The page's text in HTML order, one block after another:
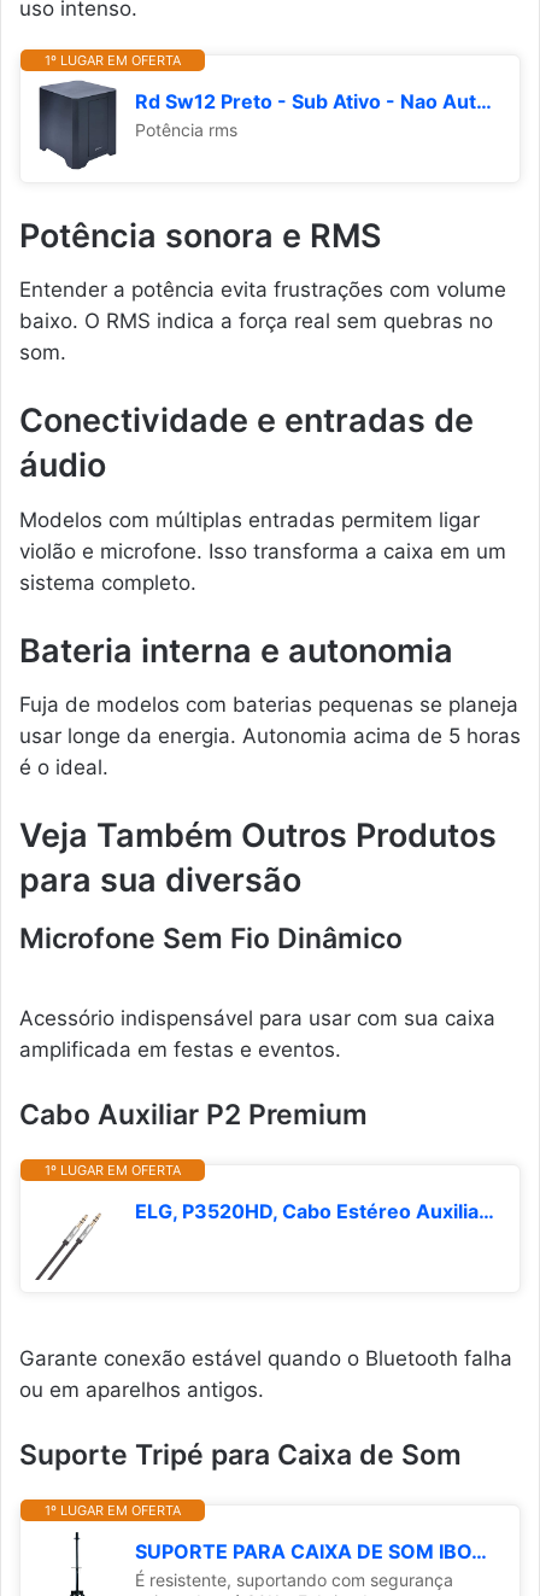
uso intenso.
1º LUGAR EM OFERTA
Rd Sw12 Preto - Sub Ativo - Nao Automotiva, Frahm, 31569,,
Potência rms
Potência sonora e RMS
Entender a potência evita frustrações com volume
baixo. O RMS indica a força real sem quebras no
som.
Conectividade e entradas de
áudio
Modelos com múltiplas entradas permitem ligar
violão e microfone. Isso transforma a caixa em um
sistema completo.
Bateria interna e autonomia
Fuja de modelos com baterias pequenas se planeja
usar longe da energia. Autonomia acima de 5 horas
é o ideal.
Veja Também Outros Produtos
para sua diversão
Microfone Sem Fio Dinâmico
Acessório indispensável para usar com sua caixa
amplificada em festas e eventos.
Cabo Auxiliar P2 Premium
1º LUGAR EM OFERTA
ELG, P3520HD, Cabo Estéreo Auxiliar de Áudio 2m, Conector P2 X P2, Conectores de 3.5mm Banhados a Ouro, Alta Definição Sonora, Cabo Emborrachado Flexível, Preto
Garante conexão estável quando o Bluetooth falha
ou em aparelhos antigos.
Suporte Tripé para Caixa de Som
1º LUGAR EM OFERTA
SUPORTE PARA CAIXA DE SOM IBOX TR3 MINI REGULÁVEL ATÉ 30 KG
É resistente, suportando com segurança